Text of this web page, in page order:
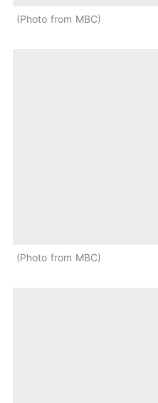
Photo from MBC
Photo from MBC